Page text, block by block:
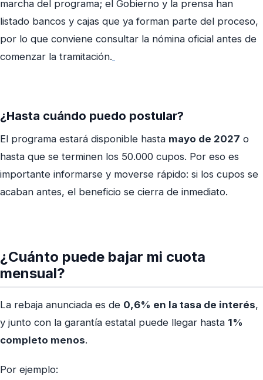
marcha del programa; el Gobierno y la prensa han
listado bancos y cajas que ya forman parte del proceso,
por lo que conviene consultar la nómina oficial antes de
comenzar la tramitación.
¿Hasta cuándo puedo postular?
El programa estará disponible hasta mayo de 2027 o
hasta que se terminen los 50.000 cupos. Por eso es
importante informarse y moverse rápido: si los cupos se
acaban antes, el beneficio se cierra de inmediato.
¿Cuánto puede bajar mi cuota
mensual?
La rebaja anunciada es de 0,6% en la tasa de interés,
y junto con la garantía estatal puede llegar hasta 1%
completo menos.
Por ejemplo: